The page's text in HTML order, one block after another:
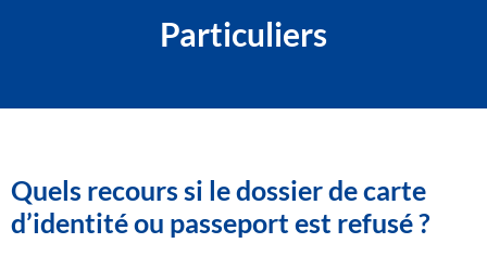
Particuliers
Quels recours si le dossier de carte
d’identité ou passeport est refusé ?